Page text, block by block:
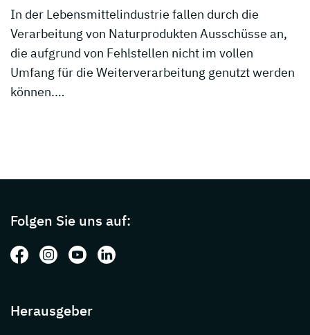
In der Lebensmittelindustrie fallen durch die
Verarbeitung von Naturprodukten Ausschüsse an,
die aufgrund von Fehlstellen nicht im vollen
Umfang für die Weiterverarbeitung genutzt werden
können.…
Folgen Sie uns auf:
Folgen Sie uns auf: Facebook
Folgen Sie uns auf: Instagram
Folgen Sie uns auf: Youtube
Folgen Sie uns auf: LinkedIn
Herausgeber